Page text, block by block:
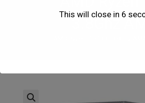
3.8Ghz
This will close in 6